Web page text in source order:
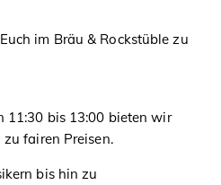
im Bräu & Rockstüble zu
11:30 bis 13:00 bieten wir
fairen Preisen.
bis hin zu